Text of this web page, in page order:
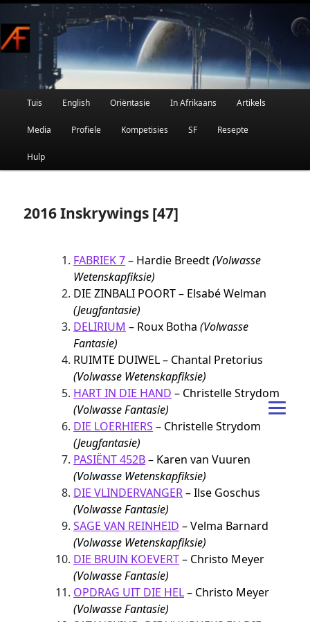
Skip
to
primary
content
Afrikaanse Wetenskapfiksie en Fantasie
Main
Tuis English Oriëntasie In Afrikaans Artikels
Media Profiele Kompetisies SF Resepte
Hulp
2016 Inskrywings [47]
FABRIEK 7– Hardie Breedt(Volwasse
Wetenskapfiksie)
DIE ZINBALI POORT – Elsabé Welman
(Jeugfantasie)
DELIRIUM – Roux Botha(Volwasse
Fantasie)
RUIMTE DUIWEL – Chantal Pretorius
(Volwasse Wetenskapfiksie)
HART IN DIE HAND – Christelle Strydom
(Volwasse Fantasie)
DIE LOERHIERS – Christelle Strydom
(Jeugfantasie)
PASIËNT 452B– Karen van Vuuren
(Volwasse Wetenskapfiksie)
DIE VLINDERVANGER– Ilse Goschus
(Volwasse Fantasie)
SAGE VAN REINHEID – Velma Barnard
(Volwasse Wetenskapfiksie)
DIE BRUIN KOEVERT– Christo Meyer
(Volwasse Fantasie)
OPDRAG UIT DIE HEL– Christo Meyer
(Volwasse Fantasie)